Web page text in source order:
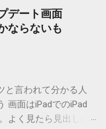
ジョンは0.5.3です。
います。まだ心配な
ません。安定を求め
0.6.3をご利用くださ
ジョンに、エント
す。 mail-entry.zipを
てください。
と「_MACOSX」とい
デート画面
ならないも
と言われて分かる人
画面はiPadでのiPad
よく見たら見出しは